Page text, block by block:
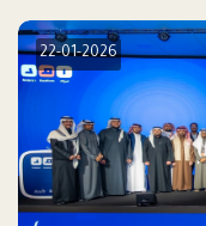
22-01-2026